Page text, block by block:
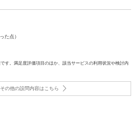
た点）
す。満足度評価項目のほか、該当サービスの利用状況や検討内
の他の設問内容はこちら